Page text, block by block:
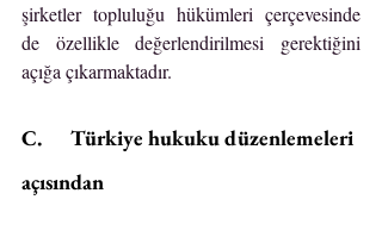
şirketler topluluğu hükümleri çerçevesinde
de özellikle değerlendirilmesi gerektiğini
açığa çıkarmaktadır.
C.      Türkiye hukuku düzenlemeleri
açısından